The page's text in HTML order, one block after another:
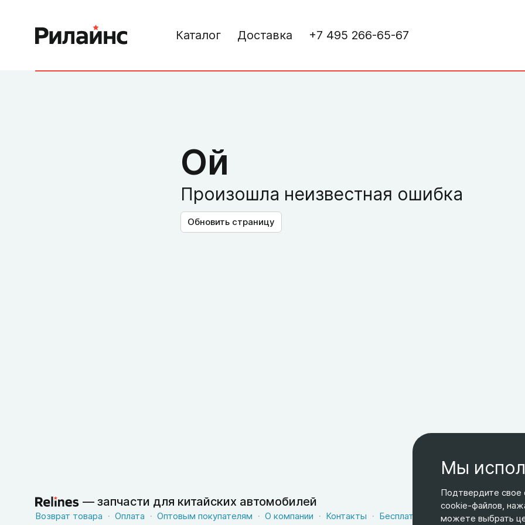
Каталог Доставка +7 495 266-65-67
Ой
Произошла неизвестная ошибка
Обновить страницу
— запчасти для китайских автомобилей
Возврат товара Оплата Оптовым покупателям О компании Контакты Бесплатная доставка
Оферта
Мы
Подтвердите свое
cookie-файлов,
можете выбрать